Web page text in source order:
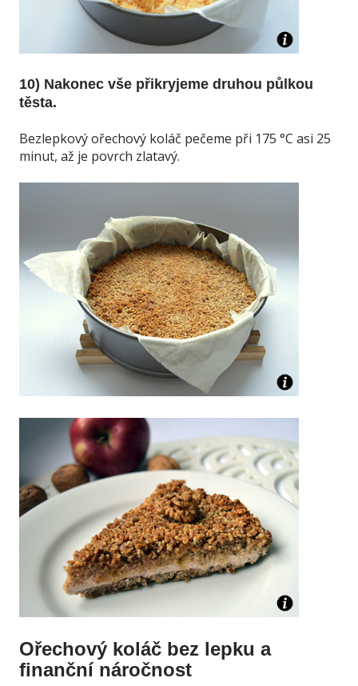
10) Nakonec vše přikryjeme druhou půlkou
těsta.
Bezlepkový ořechový koláč pečeme při 175 °C asi 25
minut, až je povrch zlatavý.
Ořechový koláč bez lepku a
finanční náročnost